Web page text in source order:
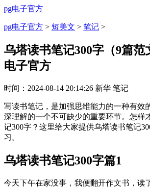
pg电子官方
pg电子官方 > 短美文 > 笔记 >
乌塔读书笔记300字（9篇范
电子官方
时间： 2024-08-14 20:14:26 新华 笔记
写读书笔记，是加强思维能力的一种有效
深理解的一个不可缺少的重要环节。怎样
记300字？这里给大家提供乌塔读书笔记
习。
乌塔读书笔记300字篇1
今天下午在家没事，我便翻开作文书，读